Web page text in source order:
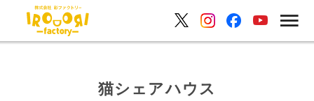
猫シェアハウス